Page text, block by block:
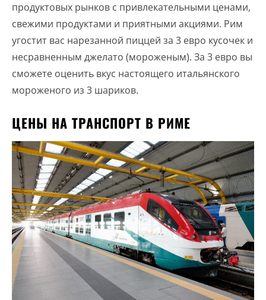
продуктовых рынков с привлекательными ценами,
свежими продуктами и приятными акциями. Рим
угостит вас нарезанной пиццей за 3 евро кусочек и
несравненным джелато (мороженым). За 3 евро вы
сможете оценить вкус настоящего итальянского
мороженого из 3 шариков.
ЦЕНЫ НА ТРАНСПОРТ В РИМЕ